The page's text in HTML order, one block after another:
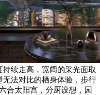
续走高，宽阔的采光面取
法对比的栖身体验，步行
合太阳宫，分厨设想，园